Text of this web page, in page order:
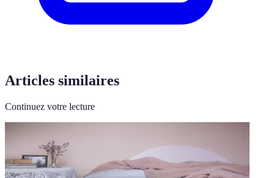
Articles similaires
Continuez votre lecture